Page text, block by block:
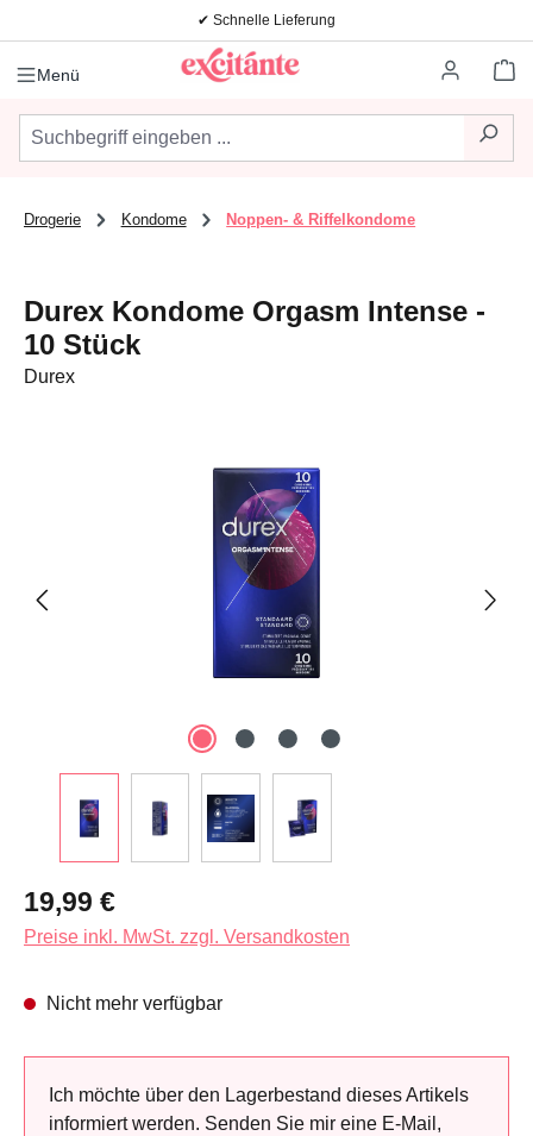
Zum Hauptinhalt springen✔ Schnelle Lieferung
Menü
Drogerie Kondome Noppen- & Riffelkondome
Durex Kondome Orgasm Intense -
10 Stück
Durex
Regulärer Preis:
19,99 €
Preise inkl. MwSt. zzgl. Versandkosten
Nicht mehr verfügbar
Ich möchte über den Lagerbestand dieses Artikels
informiert werden. Senden Sie mir eine E-Mail,